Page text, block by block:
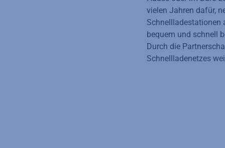
vielen Jahren dafür,
Schnellladestationen
bequem und schnell
Durch die
Schnellladenetzes